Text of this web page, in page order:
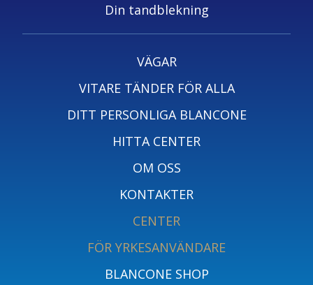
Din tandblekning
VÄGAR
VITARE TÄNDER FÖR ALLA
DITT PERSONLIGA BLANCONE
HITTA CENTER
OM OSS
KONTAKTER
CENTER
FÖR YRKESANVÄNDARE
BLANCONE SHOP